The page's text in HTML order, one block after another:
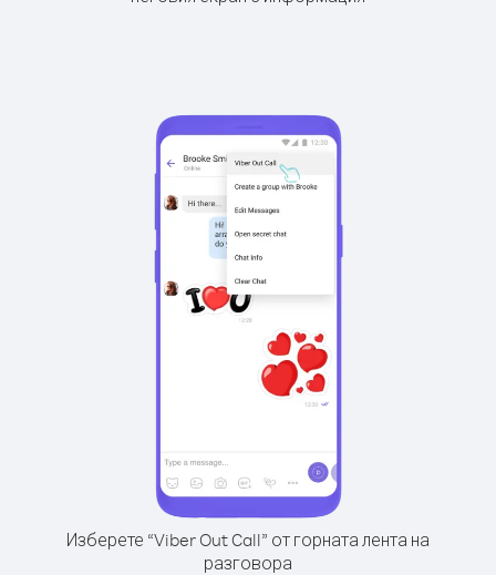
Изберете “Viber Out Call” от горната лента на
разговора